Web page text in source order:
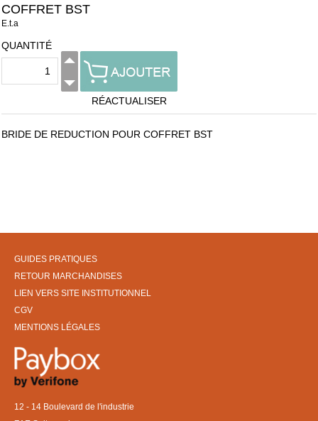
COFFRET BST
E.t.a
QUANTITÉ
RÉACTUALISER
BRIDE DE REDUCTION POUR COFFRET BST
GUIDES PRATIQUES
RETOUR MARCHANDISES
LIEN VERS SITE INSTITUTIONNEL
CGV
MENTIONS LÉGALES
12 - 14 Boulevard de l'industrie